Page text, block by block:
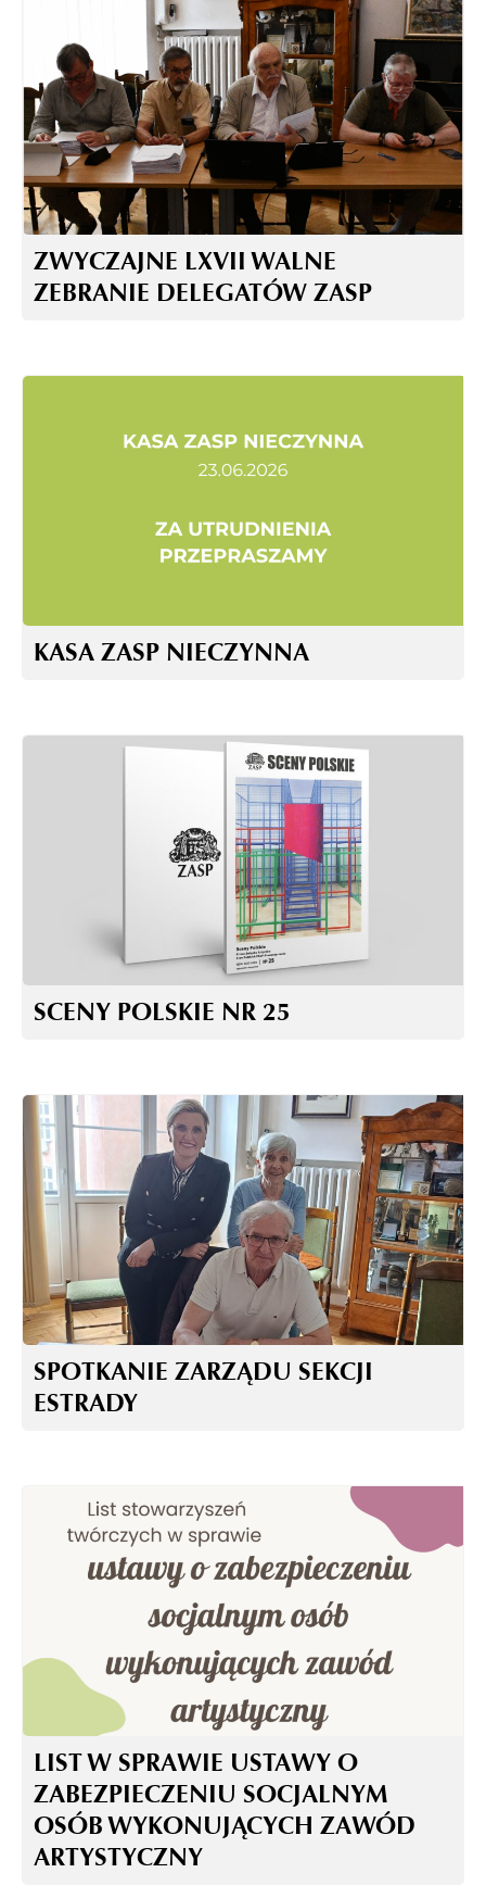
ZWYCZAJNE LXVII WALNE
ZEBRANIE DELEGATÓW ZASP
KASA ZASP NIECZYNNA
SCENY POLSKIE NR 25
SPOTKANIE ZARZĄDU SEKCJI
ESTRADY
LIST W SPRAWIE USTAWY O
ZABEZPIECZENIU SOCJALNYM
OSÓB WYKONUJĄCYCH ZAWÓD
ARTYSTYCZNY